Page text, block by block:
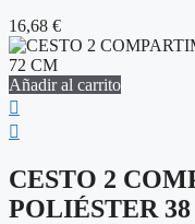
16,68 €
Añadir al carrito
CESTO 2
POLIÉSTER